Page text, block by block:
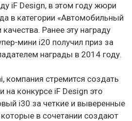
iF Design, в этом году жюри
в категории «Автомобильный
Ранее эту награду
мини i20 получил приз за
награды в 2014 году.
компания стремится создать
конкурсе iF Design это
i30 за четкие и выверенные
в сочетании создают